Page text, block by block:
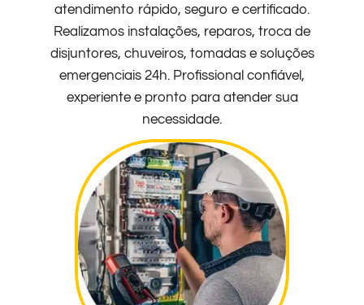
atendimento rápido, seguro e certificado.
Realizamos instalações, reparos, troca de
disjuntores, chuveiros, tomadas e soluções
emergenciais 24h. Profissional confiável,
experiente e pronto para atender sua
necessidade.